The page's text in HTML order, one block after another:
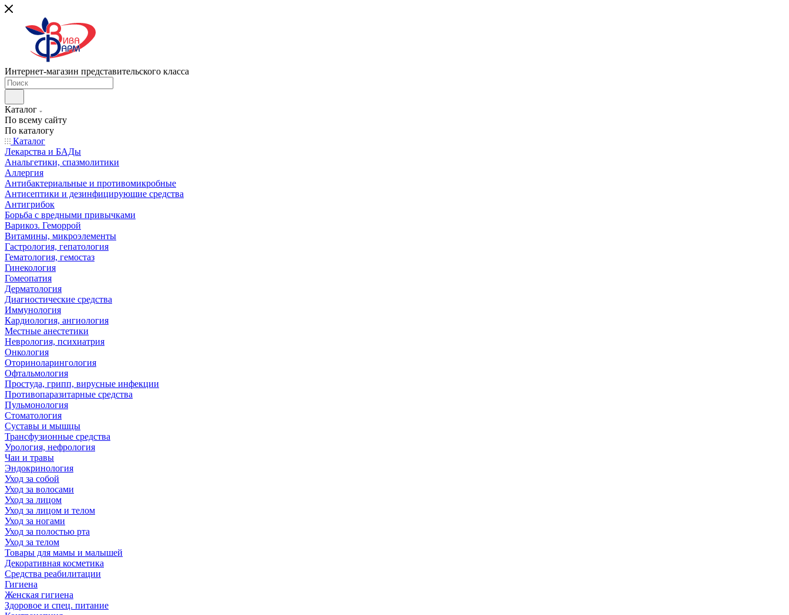
Интернет-магазин представительского класса
Каталог
По всему сайту
По каталогу
Каталог
Лекарства и БАДы
Анальгетики, спазмолитики
Аллергия
Антибактериальные и противомикробные
Антисептики и дезинфицирующие средства
Антигрибок
Борьба с вредными привычками
Варикоз. Геморрой
Витамины, микроэлементы
Гастрология, гепатология
Гематология, гемостаз
Гинекология
Гомеопатия
Дерматология
Диагностические средства
Иммунология
Кардиология, ангиология
Местные анестетики
Неврология, психиатрия
Онкология
Оториноларингология
Офтальмология
Простуда, грипп, вирусные инфекции
Противопаразитарные средства
Пульмонология
Стоматология
Суставы и мышцы
Трансфузионные средства
Урология, нефрология
Чаи и травы
Эндокринология
Уход за собой
Уход за волосами
Уход за лицом
Уход за лицом и телом
Уход за ногами
Уход за полостью рта
Уход за телом
Товары для мамы и малышей
Декоративная косметика
Средства реабилитации
Гигиена
Женская гигиена
Здоровое и спец. питание